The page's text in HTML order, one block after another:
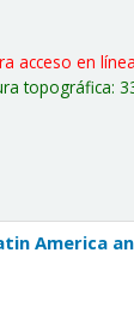
acceso en línea
topográfica:
America